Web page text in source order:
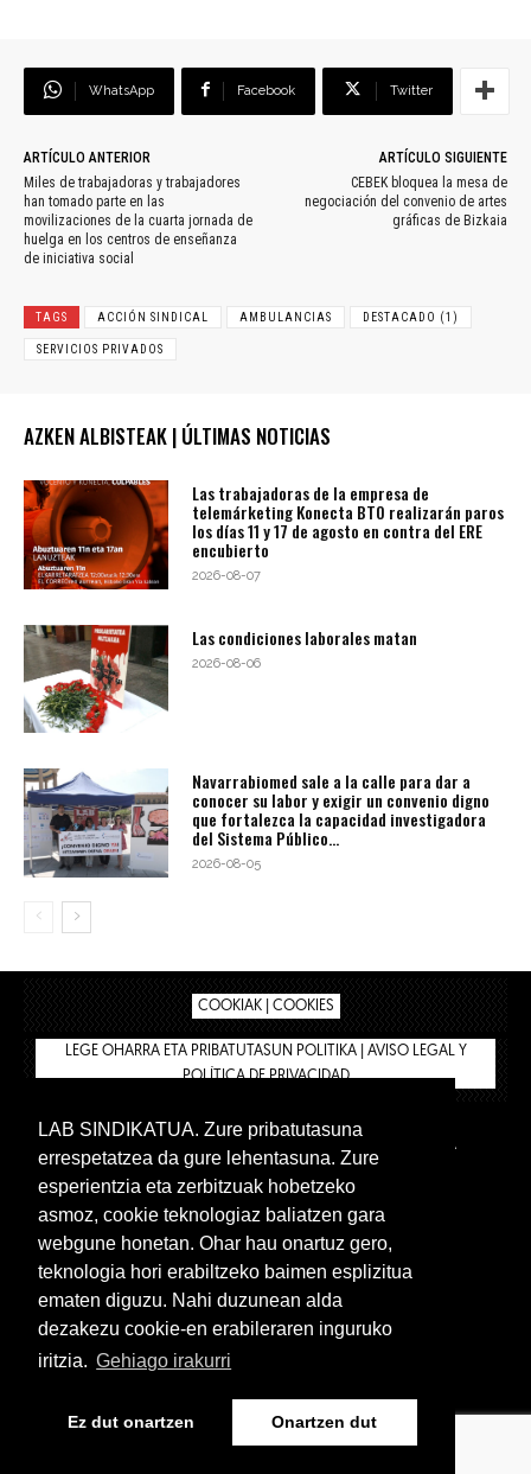
WhatsApp Facebook Twitter
ARTÍCULO ANTERIOR
Miles de trabajadoras y trabajadores
han tomado parte en las
movilizaciones de la cuarta jornada de
huelga en los centros de enseñanza
de iniciativa social
ARTÍCULO SIGUIENTE
CEBEK bloquea la mesa de
negociación del convenio de artes
gráficas de Bizkaia
TAGS ACCIÓN SINDICAL AMBULANCIAS DESTACADO (1)
SERVICIOS PRIVADOS
AZKEN ALBISTEAK | ÚLTIMAS NOTICIAS
Las trabajadoras de la empresa de
telemárketing Konecta BTO realizarán paros
los días 11 y 17 de agosto en contra del ERE
encubierto
2026-08-07
Las condiciones laborales matan
2026-08-06
Navarrabiomed sale a la calle para dar a
conocer su labor y exigir un convenio digno
que fortalezca la capacidad investigadora
del Sistema Público...
2026-08-05
COOKIAK | COOKIES
LEGE OHARRA ETA PRIBATUTASUN POLITIKA | AVISO LEGAL Y
POLÍTICA DE PRIVACIDAD
BIZILAN.EUS
TIENDA
INTRANET 🔑
Euskera Castellano
www.lab.eus
Euskera Castellano
LAB SINDIKATUA. Zure pribatutasuna
errespetatzea da gure lehentasuna. Zure
esperientzia eta zerbitzuak hobetzeko
asmoz, cookie teknologiaz baliatzen gara
webgune honetan. Ohar hau onartuz gero,
teknologia hori erabiltzeko baimen esplizitua
ematen diguzu. Nahi duzunean alda
dezakezu cookie-en erabileraren inguruko
iritzia. Gehiago irakurri
Ez dut onartzen Onartzen dut